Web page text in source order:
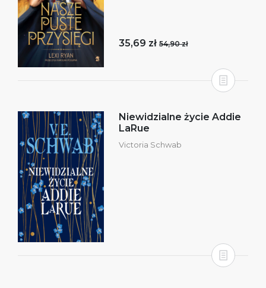
35,69 zł 54,90 zł
Niewidzialne życie Addie
LaRue
Victoria Schwab